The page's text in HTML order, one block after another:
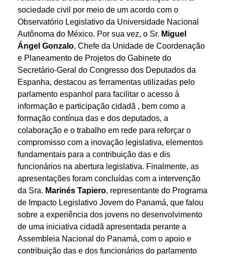
sociedade civil por meio de um acordo com o
Observatório Legislativo da Universidade Nacional
Autônoma do México. Por sua vez, o Sr. Miguel
Ángel Gonzalo, Chefe da Unidade de Coordenação
e Planeamento de Projetos do Gabinete do
Secretário-Geral do Congresso dos Deputados da
Espanha, destacou as ferramentas utilizadas pelo
parlamento espanhol para facilitar o acesso à
informação e participação cidadã , bem como a
formação contínua das e dos deputados, a
colaboração e o trabalho em rede para reforçar o
compromisso com a inovação legislativa, elementos
fundamentais para a contribuição das e dis
funcionários na abertura legislativa. Finalmente, as
apresentações foram concluídas com a intervenção
da Sra. Marinés Tapiero, representante do Programa
de Impacto Legislativo Jovem do Panamá, que falou
sobre a experiência dos jovens no desenvolvimento
de uma iniciativa cidadã apresentada perante a
Assembleia Nacional do Panamá, com o apoio e
contribuição das e dos funcionários do parlamento